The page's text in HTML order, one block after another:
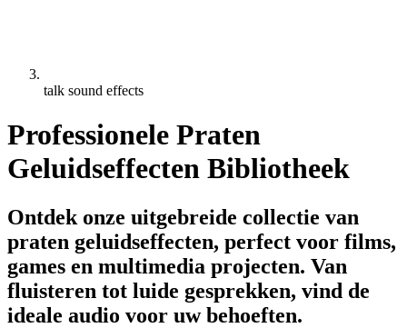
talk sound effects
Professionele Praten
Geluidseffecten Bibliotheek
Ontdek onze uitgebreide collectie van
praten geluidseffecten, perfect voor films,
games en multimedia projecten. Van
fluisteren tot luide gesprekken, vind de
ideale audio voor uw behoeften.